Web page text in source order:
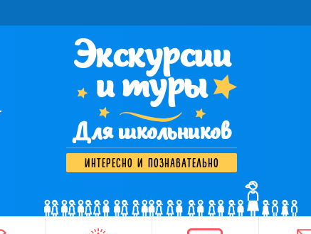
Экскурсии
и туры
Для школьников
интересно и познавательно